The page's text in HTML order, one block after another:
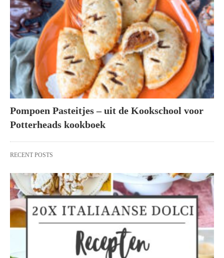
Pompoen Pasteitjes – uit de Kookschool voor
Potterheads kookboek
RECENT POSTS